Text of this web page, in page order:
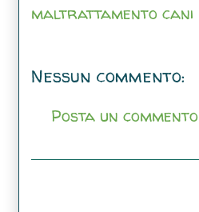
maltrattamento cani
Nessun commento:
Posta un commento